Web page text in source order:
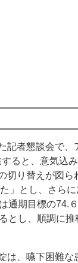
記者懇談会で、
ると、意気込み
り替えが図ら
」とし、さらに
通期目標の74.
とし、順調に推
は、嚥下困難な